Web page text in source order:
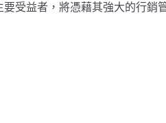
受益者，將憑藉其強大的行銷
準備。